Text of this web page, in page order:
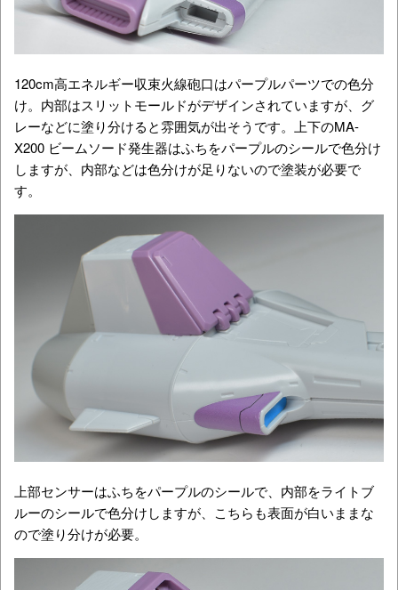
120cm高エネルギー収束火線砲口はパープルパーツでの色分
け。内部はスリットモールドがデザインされていますが、グ
レーなどに塗り分けると雰囲気が出そうです。上下のMA-
X200 ビームソード発生器はふちをパープルのシールで色分け
しますが、内部などは色分けが足りないので塗装が必要で
す。
上部センサーはふちをパープルのシールで、内部をライトブ
ルーのシールで色分けしますが、こちらも表面が白いままな
ので塗り分けが必要。